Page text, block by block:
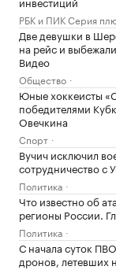
РБК и ПИК Серия
Две девушки в
на рейс и
Видео
Общество
Юные хоккеисты
победителями
Овечкина
Спорт
Вучич исключил
сотрудничество с
Политика
Что известно об
регионы России.
Политика
С начала суток
дронов, летевших